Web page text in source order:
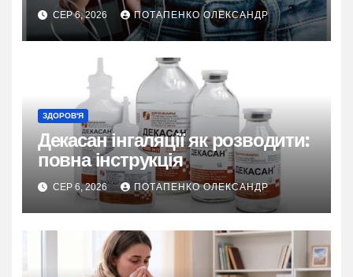
СЕР 6, 2026 ПОТАПЕНКО ОЛЕКСАНДР
ЗДОРОВ'Я
Декасан інгаляції як розводити:
повна інструкція
СЕР 6, 2026 ПОТАПЕНКО ОЛЕКСАНДР